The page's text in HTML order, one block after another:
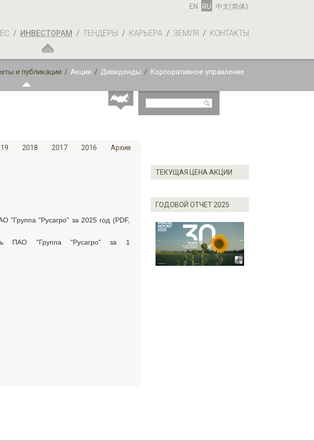
/ ИНВЕСТОРАМ / ТЕНДЕРЫ / КАРЬЕРА / ЗЕМЛЯ / КОНТАКТЫ
EN RU 中文(简体)
и публикации / Акции / Дивиденды / Корпоративное управление
ТЕКУЩАЯ ЦЕНА АКЦИИ
ГОДОВОЙ ОТЧЕТ 2025
2018 2017 2016 Архив
"Группа "Русагро" за 2025 год (PDF,
ПАО "Группа "Русагро" за 1